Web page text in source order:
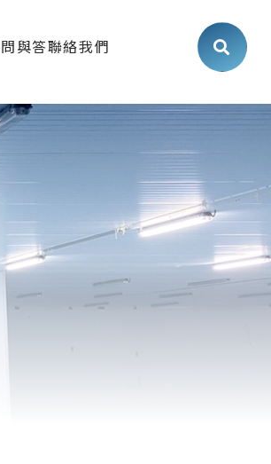
問與答聯絡我們